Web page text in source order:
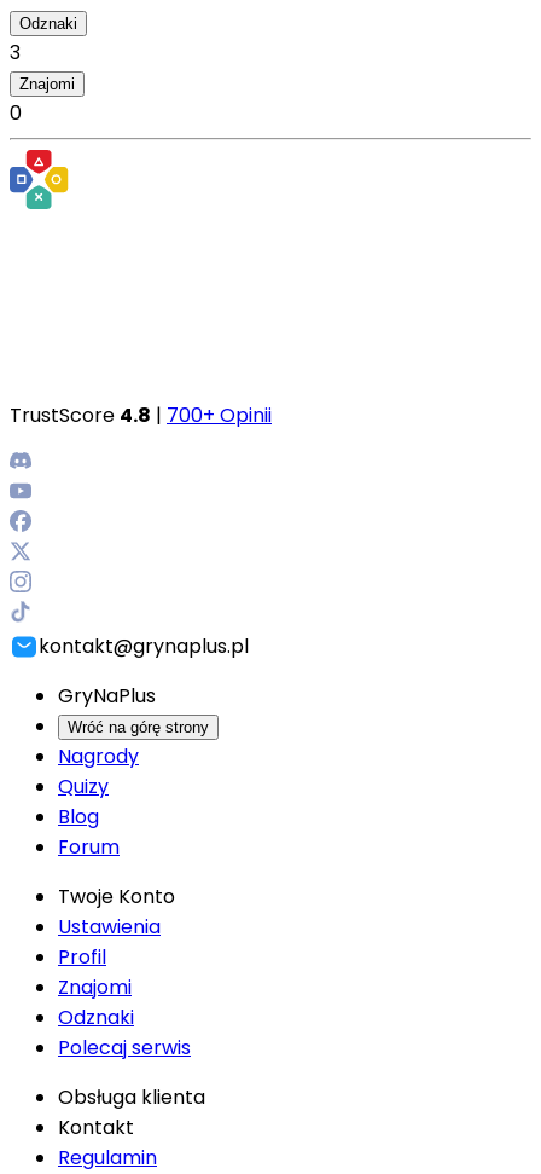
Odznaki
3
Znajomi
0
TrustScore 4.8 | 700+ Opinii
kontakt@grynaplus.pl
GryNaPlus
Wróć na górę strony
Nagrody
Quizy
Blog
Forum
Twoje Konto
Ustawienia
Profil
Znajomi
Odznaki
Polecaj serwis
Obsługa klienta
Kontakt
Regulamin